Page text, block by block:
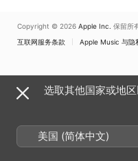
Copyright © 2026 Apple Inc. 保留所
互联网服务条款
Apple Music 与隐
选取其他国家或地
美国 (简体中文)